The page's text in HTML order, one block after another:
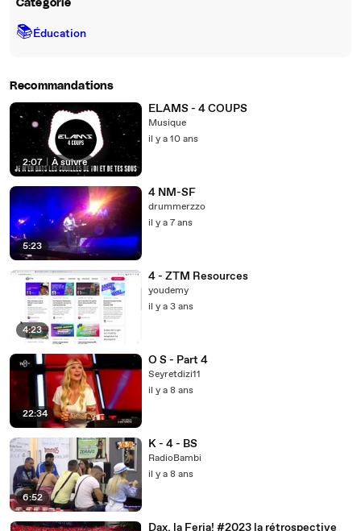
Catégorie
📚Éducation
Recommandations
2:07 | À suivre
ELAMS - 4 COUPS
Musique
il y a 10 ans
5:23
4 NM-SF
drummerzzo
il y a 7 ans
4:23
4 - ZTM Resources
youdemy
il y a 3 ans
22:34
O S - Part 4
Seyretdizi11
il y a 8 ans
6:52
K - 4 - BS
RadioBambi
il y a 8 ans
Dax, la Feria! #2023 la rétrospective